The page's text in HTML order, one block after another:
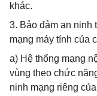
khác.
3. Bảo đảm an ninh
mạng máy tính của
a) Hệ thống mạng
vùng theo chức
ninh mạng riêng